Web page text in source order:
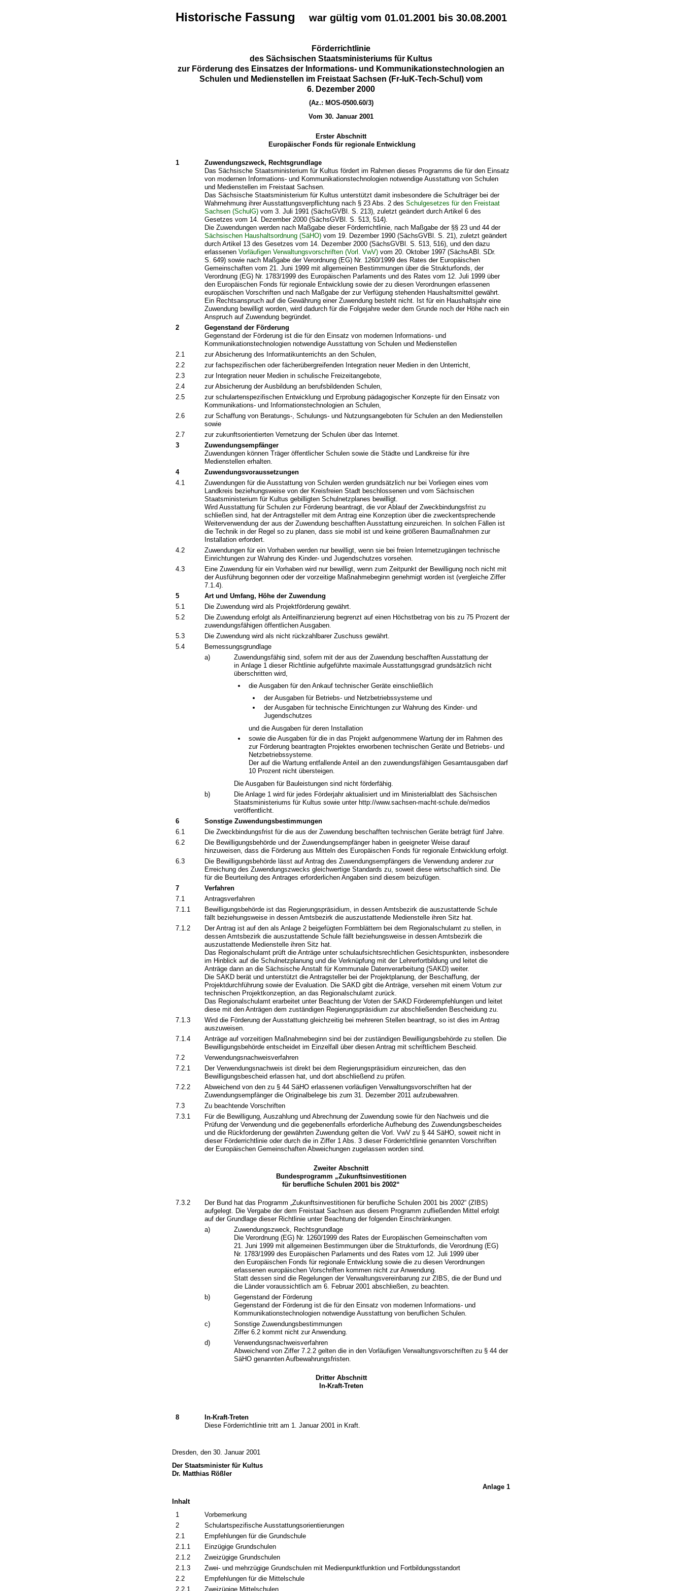
Historische Fassung war gültig vom 01.01.2001 bis 30.08.2001
Förderrichtlinie
des Sächsischen Staatsministeriums für Kultus
zur Förderung des Einsatzes der Informations- und Kommunikationstechnologien an
Schulen und Medienstellen im Freistaat Sachsen (Fr-IuK-Tech-Schul) vom
6. Dezember 2000
(Az.: MOS-0500.60/3)
Vom 30. Januar 2001
Erster Abschnitt
Europäischer Fonds für regionale Entwicklung
1
Zuwendungszweck, Rechtsgrundlage
Das Sächsische Staatsministerium für Kultus fördert im Rahmen dieses Programms die für den Einsatz
von modernen Informations- und Kommunikationstechnologien notwendige Ausstattung von Schulen
und Medienstellen im Freistaat Sachsen.
Das Sächsische Staatsministerium für Kultus unterstützt damit insbesondere die Schulträger bei der
Wahrnehmung ihrer Ausstattungsverpflichtung nach § 23 Abs. 2 desSchulgesetzes für den Freistaat
Sachsen (SchulG) vom 3. Juli 1991 (SächsGVBl. S. 213), zuletzt geändert durch Artikel 6 des
Gesetzes vom 14. Dezember 2000 (SächsGVBl. S. 513, 514).
Die Zuwendungen werden nach Maßgabe dieser Förderrichtlinie, nach Maßgabe der §§ 23 und 44 der
Sächsischen Haushaltsordnung (SäHO) vom 19. Dezember 1990 (SächsGVBl. S. 21), zuletzt geändert
durch Artikel 13 des Gesetzes vom 14. Dezember 2000 (SächsGVBl. S. 513, 516), und den dazu
erlassenenVorläufigen Verwaltungsvorschriften (Vorl. VwV) vom 20. Oktober 1997 (SächsABl. SDr.
S. 649) sowie nach Maßgabe der Verordnung (EG) Nr. 1260/1999 des Rates der Europäischen
Gemeinschaften vom 21. Juni 1999 mit allgemeinen Bestimmungen über die Strukturfonds, der
Verordnung (EG) Nr. 1783/1999 des Europäischen Parlaments und des Rates vom 12. Juli 1999 über
den Europäischen Fonds für regionale Entwicklung sowie der zu diesen Verordnungen erlassenen
europäischen Vorschriften und nach Maßgabe der zur Verfügung stehenden Haushaltsmittel gewährt.
Ein Rechtsanspruch auf die Gewährung einer Zuwendung besteht nicht. Ist für ein Haushaltsjahr eine
Zuwendung bewilligt worden, wird dadurch für die Folgejahre weder dem Grunde noch der Höhe nach ein
Anspruch auf Zuwendung begründet.
2
Gegenstand der Förderung
Gegenstand der Förderung ist die für den Einsatz von modernen Informations- und
Kommunikationstechnologien notwendige Ausstattung von Schulen und Medienstellen
2.1
zur Absicherung des Informatikunterrichts an den Schulen,
2.2
zur fachspezifischen oder fächerübergreifenden Integration neuer Medien in den Unterricht,
2.3
zur Integration neuer Medien in schulische Freizeitangebote,
2.4
zur Absicherung der Ausbildung an berufsbildenden Schulen,
2.5
zur schulartenspezifischen Entwicklung und Erprobung pädagogischer Konzepte für den Einsatz von
Kommunikations- und Informationstechnologien an Schulen,
2.6
zur Schaffung von Beratungs-, Schulungs- und Nutzungsangeboten für Schulen an den Medienstellen
sowie
2.7
zur zukunftsorientierten Vernetzung der Schulen über das Internet.
3
Zuwendungsempfänger
Zuwendungen können Träger öffentlicher Schulen sowie die Städte und Landkreise für ihre
Medienstellen erhalten.
4
Zuwendungsvoraussetzungen
4.1
Zuwendungen für die Ausstattung von Schulen werden grundsätzlich nur bei Vorliegen eines vom
Landkreis beziehungsweise von der Kreisfreien Stadt beschlossenen und vom Sächsischen
Staatsministerium für Kultus gebilligten Schulnetzplanes bewilligt.
Wird Ausstattung für Schulen zur Förderung beantragt, die vor Ablauf der Zweckbindungsfrist zu
schließen sind, hat der Antragsteller mit dem Antrag eine Konzeption über die zweckentsprechende
Weiterverwendung der aus der Zuwendung beschafften Ausstattung einzureichen. In solchen Fällen ist
die Technik in der Regel so zu planen, dass sie mobil ist und keine größeren Baumaßnahmen zur
Installation erfordert.
4.2
Zuwendungen für ein Vorhaben werden nur bewilligt, wenn sie bei freien Internetzugängen technische
Einrichtungen zur Wahrung des Kinder- und Jugendschutzes vorsehen.
4.3
Eine Zuwendung für ein Vorhaben wird nur bewilligt, wenn zum Zeitpunkt der Bewilligung noch nicht mit
der Ausführung begonnen oder der vorzeitige Maßnahmebeginn genehmigt worden ist (vergleiche Ziffer
7.1.4).
5
Art und Umfang, Höhe der Zuwendung
5.1
Die Zuwendung wird als Projektförderung gewährt.
5.2
Die Zuwendung erfolgt als Anteilfinanzierung begrenzt auf einen Höchstbetrag von bis zu 75 Prozent der
zuwendungsfähigen öffentlichen Ausgaben.
5.3
Die Zuwendung wird als nicht rückzahlbarer Zuschuss gewährt.
5.4
Bemessungsgrundlage
a)
Zuwendungsfähig sind, sofern mit der aus der Zuwendung beschafften Ausstattung der
in Anlage 1 dieser Richtlinie aufgeführte maximale Ausstattungsgrad grundsätzlich nicht
überschritten wird,
die Ausgaben für den Ankauf technischer Geräte einschließlich
der Ausgaben für Betriebs- und Netzbetriebssysteme und
der Ausgaben für technische Einrichtungen zur Wahrung des Kinder- und
Jugendschutzes
und die Ausgaben für deren Installation
sowie die Ausgaben für die in das Projekt aufgenommene Wartung der im Rahmen des
zur Förderung beantragten Projektes erworbenen technischen Geräte und Betriebs- und
Netzbetriebssysteme.
Der auf die Wartung entfallende Anteil an den zuwendungsfähigen Gesamtausgaben darf
10 Prozent nicht übersteigen.
Die Ausgaben für Bauleistungen sind nicht förderfähig.
b)
Die Anlage 1 wird für jedes Förderjahr aktualisiert und im Ministerialblatt des Sächsischen
Staatsministeriums für Kultus sowie unter http://www.sachsen-macht-schule.de/medios
veröffentlicht.
6
Sonstige Zuwendungsbestimmungen
6.1
Die Zweckbindungsfrist für die aus der Zuwendung beschafften technischen Geräte beträgt fünf Jahre.
6.2
Die Bewilligungsbehörde und der Zuwendungsempfänger haben in geeigneter Weise darauf
hinzuweisen, dass die Förderung aus Mitteln des Europäischen Fonds für regionale Entwicklung erfolgt.
6.3
Die Bewilligungsbehörde lässt auf Antrag des Zuwendungsempfängers die Verwendung anderer zur
Erreichung des Zuwendungszwecks gleichwertige Standards zu, soweit diese wirtschaftlich sind. Die
für die Beurteilung des Antrages erforderlichen Angaben sind diesem beizufügen.
7
Verfahren
7.1
Antragsverfahren
7.1.1
Bewilligungsbehörde ist das Regierungspräsidium, in dessen Amtsbezirk die auszustattende Schule
fällt beziehungsweise in dessen Amtsbezirk die auszustattende Medienstelle ihren Sitz hat.
7.1.2
Der Antrag ist auf den als Anlage 2 beigefügten Formblättern bei dem Regionalschulamt zu stellen, in
dessen Amtsbezirk die auszustattende Schule fällt beziehungsweise in dessen Amtsbezirk die
auszustattende Medienstelle ihren Sitz hat.
Das Regionalschulamt prüft die Anträge unter schulaufsichtsrechtlichen Gesichtspunkten, insbesondere
im Hinblick auf die Schulnetzplanung und die Verknüpfung mit der Lehrerfortbildung und leitet die
Anträge dann an die Sächsische Anstalt für Kommunale Datenverarbeitung (SAKD) weiter.
Die SAKD berät und unterstützt die Antragsteller bei der Projektplanung, der Beschaffung, der
Projektdurchführung sowie der Evaluation. Die SAKD gibt die Anträge, versehen mit einem Votum zur
technischen Projektkonzeption, an das Regionalschulamt zurück.
Das Regionalschulamt erarbeitet unter Beachtung der Voten der SAKD Förderempfehlungen und leitet
diese mit den Anträgen dem zuständigen Regierungspräsidium zur abschließenden Bescheidung zu.
7.1.3
Wird die Förderung der Ausstattung gleichzeitig bei mehreren Stellen beantragt, so ist dies im Antrag
auszuweisen.
7.1.4
Anträge auf vorzeitigen Maßnahmebeginn sind bei der zuständigen Bewilligungsbehörde zu stellen. Die
Bewilligungsbehörde entscheidet im Einzelfall über diesen Antrag mit schriftlichem Bescheid.
7.2
Verwendungsnachweisverfahren
7.2.1
Der Verwendungsnachweis ist direkt bei dem Regierungspräsidium einzureichen, das den
Bewilligungsbescheid erlassen hat, und dort abschließend zu prüfen.
7.2.2
Abweichend von den zu § 44 SäHO erlassenen vorläufigen Verwaltungsvorschriften hat der
Zuwendungsempfänger die Originalbelege bis zum 31. Dezember 2011 aufzubewahren.
7.3
Zu beachtende Vorschriften
7.3.1
Für die Bewilligung, Auszahlung und Abrechnung der Zuwendung sowie für den Nachweis und die
Prüfung der Verwendung und die gegebenenfalls erforderliche Aufhebung des Zuwendungsbescheides
und die Rückforderung der gewährten Zuwendung gelten die Vorl. VwV zu § 44 SäHO, soweit nicht in
dieser Förderrichtlinie oder durch die in Ziffer 1 Abs. 3 dieser Förderrichtlinie genannten Vorschriften
der Europäischen Gemeinschaften Abweichungen zugelassen worden sind.
Zweiter Abschnitt
Bundesprogramm „Zukunftsinvestitionen
für berufliche Schulen 2001 bis 2002“
7.3.2
Der Bund hat das Programm „Zukunftsinvestitionen für berufliche Schulen 2001 bis 2002“ (ZIBS)
aufgelegt. Die Vergabe der dem Freistaat Sachsen aus diesem Programm zufließenden Mittel erfolgt
auf der Grundlage dieser Richtlinie unter Beachtung der folgenden Einschränkungen.
a)
Zuwendungszweck, Rechtsgrundlage
Die Verordnung (EG) Nr. 1260/1999 des Rates der Europäischen Gemeinschaften vom
21. Juni 1999 mit allgemeinen Bestimmungen über die Strukturfonds, die Verordnung (EG)
Nr. 1783/1999 des Europäischen Parlaments und des Rates vom 12. Juli 1999 über
den Europäischen Fonds für regionale Entwicklung sowie die zu diesen Verordnungen
erlassenen europäischen Vorschriften kommen nicht zur Anwendung.
Statt dessen sind die Regelungen der Verwaltungsvereinbarung zur ZIBS, die der Bund und
die Länder voraussichtlich am 6. Februar 2001 abschließen, zu beachten.
b)
Gegenstand der Förderung
Gegenstand der Förderung ist die für den Einsatz von modernen Informations- und
Kommunikationstechnologien notwendige Ausstattung von beruflichen Schulen.
c)
Sonstige Zuwendungsbestimmungen
Ziffer 6.2 kommt nicht zur Anwendung.
d)
Verwendungsnachweisverfahren
Abweichend von Ziffer 7.2.2 gelten die in den Vorläufigen Verwaltungsvorschriften zu § 44 der
SäHO genannten Aufbewahrungsfristen.
Dritter Abschnitt
In-Kraft-Treten
8
In-Kraft-Treten
Diese Förderrichtlinie tritt am 1. Januar 2001 in Kraft.
Dresden, den 30. Januar 2001
Der Staatsminister für Kultus
Dr. Matthias Rößler
Anlage 1
Inhalt
1
Vorbemerkung
2
Schulartspezifische Ausstattungsorientierungen
2.1
Empfehlungen für die Grundschule
2.1.1
Einzügige Grundschulen
2.1.2
Zweizügige Grundschulen
2.1.3
Zwei- und mehrzügige Grundschulen mit Medienpunktfunktion und Fortbildungsstandort
2.2
Empfehlungen für die Mittelschule
2.2.1
Zweizügige Mittelschulen